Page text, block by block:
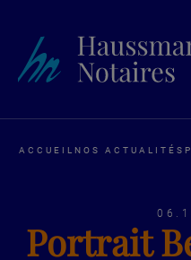
ACCUEIL NOS ACTUALITÉS
Portrait